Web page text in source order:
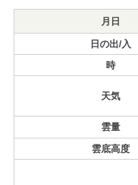
月日
日の出/入
時
天気
雲量
雲底高度